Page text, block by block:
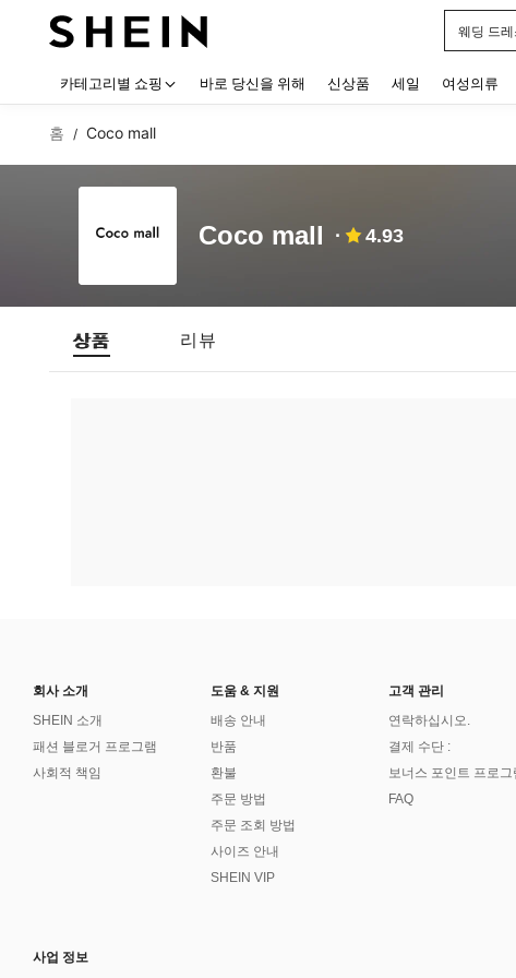
웨딩 드레
카테고리별 쇼핑 바로 당신을 위해 신상품 세일 여성의류
홈 / Coco mall
Coco mall 4.93
상품 리뷰
회사 소개
SHEIN 소개
패션 블로거 프로그램
사회적 책임
도움 & 지원
배송 안내
반품
환불
주문 방법
주문 조회 방법
사이즈 안내
SHEIN VIP
고객 관리
연락하십시오.
결제 수단 :
보너스 포인트 프로그
FAQ
사업 정보